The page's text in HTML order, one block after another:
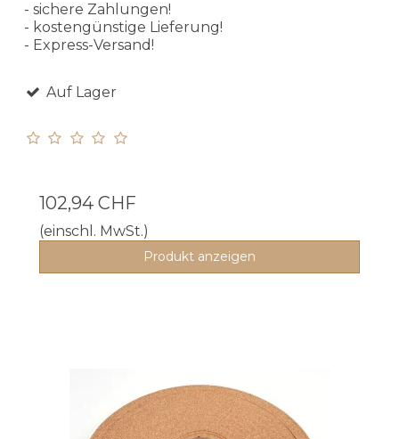
- sichere Zahlungen!
- kostengünstige Lieferung!
- Express-Versand!
Auf Lager
102,94 CHF
(einschl. MwSt.)
Produkt anzeigen